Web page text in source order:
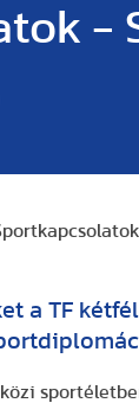
-
a TF